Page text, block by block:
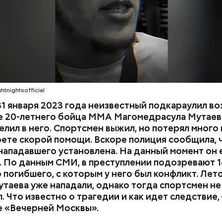
января 2023 года неизвестный подкараулил
20-летнего бойца ММА Магомедрасула
в него. Спортсмен выжил, но потерял много
скорой помощи. Вскоре полиция сообщила,
установлена. На данный момент он
По данным СМИ, в преступлении подозревают
погибшего, с которым у него был конфликт.
уже нападали, однако тогда спортсмен не
Что известно о трагедии и как идет
«Вечерней Москвы».